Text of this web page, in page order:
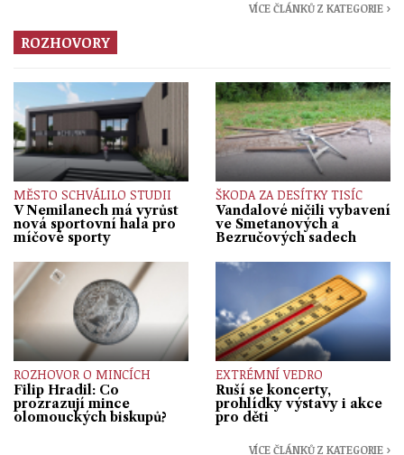
VÍCE ČLÁNKŮ Z KATEGORIE ›
ROZHOVORY
MĚSTO SCHVÁLILO STUDII
V Nemilanech má vyrůst
nová sportovní hala pro
míčové sporty
ŠKODA ZA DESÍTKY TISÍC
Vandalové ničili vybavení
ve Smetanových a
Bezručových sadech
ROZHOVOR O MINCÍCH
Filip Hradil: Co
prozrazují mince
olomouckých biskupů?
EXTRÉMNÍ VEDRO
Ruší se koncerty,
prohlídky výstavy i akce
pro děti
VÍCE ČLÁNKŮ Z KATEGORIE ›